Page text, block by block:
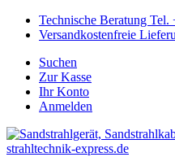
Technische Beratung
Versandkostenfreie
Suchen
Zur Kasse
Ihr Konto
Anmelden